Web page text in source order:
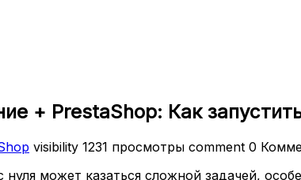
+ PrestaShop: Как
visibility 1231 просмотры comment 0
нуля может казаться сложной задачей,